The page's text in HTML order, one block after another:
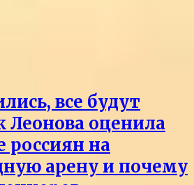
все будут
оценила
россиян на
арену и почему